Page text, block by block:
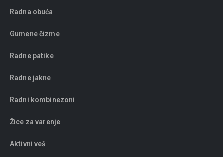
Radna obuća
Gumene čizme
Radne patike
Radne jakne
Radni kombinezoni
Žice za varenje
Aktivni veš